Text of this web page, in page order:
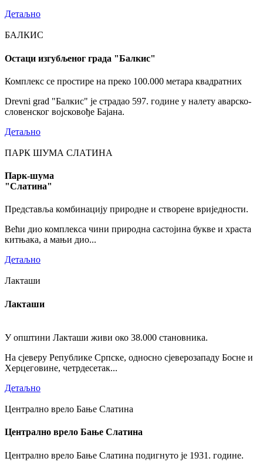
Детаљно
БАЛКИС
Остаци изгубљеног града "Балкис"
Комплекс се простире на преко 100.000 метара квадратних
Drevni grad "Балкис" је страдао 597. године у налету аварско-
словенског војсковође Бајана.
Детаљно
ПАРК ШУМА СЛАТИНА
Парк-шума
"Слатина"
Представља комбинацију природне и створене вриједности.
Већи дио комплекса чини природна састојина букве и храста
китњака, а мањи дио...
Детаљно
Лакташи
Лакташи
У општини Лакташи живи око 38.000 становника.
На сјеверу Републике Српске, односно сјеверозападу Босне и
Херцеговине, четрдесетак...
Детаљно
Централно врело Бање Слатина
Централно врело Бање Слатина
Централно врело Бање Слатина подигнуто је 1931. године.